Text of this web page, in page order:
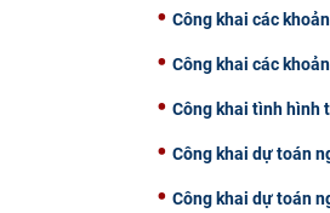
Công khai các
Công khai các
Công khai tình hình
Công khai dự toán
Công khai dự toán